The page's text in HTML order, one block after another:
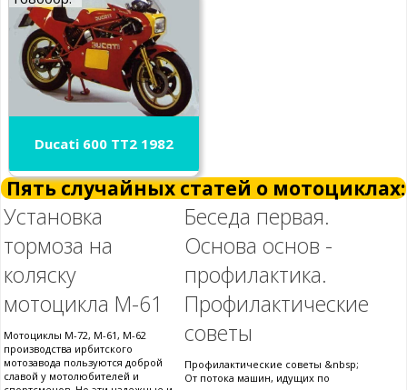
Ducati 600 TT2 1982
Пять случайных статей о мотоциклах:
Установка
тормоза на
коляску
мотоцикла М-61
Мотоциклы М-72, М-61, М-62
производства ирбитского
мотозавода пользуются доброй
славой у мотолюбителей и
Беседа первая.
Основа основ -
профилактика.
Профилактические
советы
Профилактические советы &nbsp;
От потока машин, идущих по